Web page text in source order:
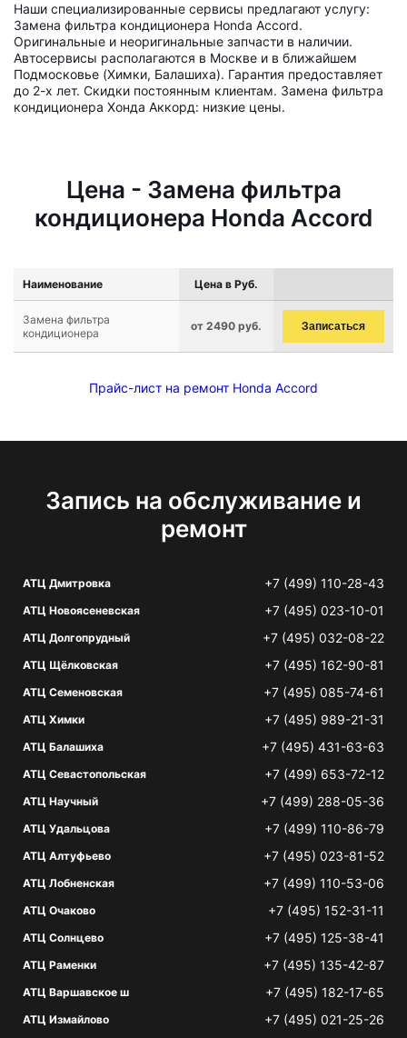
Наши специализированные сервисы предлагают услугу:
Замена фильтра кондиционера Honda Accord.
Оригинальные и неоригинальные запчасти в наличии.
Автосервисы располагаются в Москве и в ближайшем
Подмосковье (Химки, Балашиха). Гарантия предоставляет
до 2-х лет. Скидки постоянным клиентам. Замена фильтра
кондиционера Хонда Аккорд: низкие цены.
Цена - Замена фильтра
кондиционера Honda Accord
Наименование Цена в Руб.
Замена фильтра
кондиционера
от 2490 руб. Записаться
Прайс-лист на ремонт Honda Accord
Запись на обслуживание и
ремонт
АТЦ Дмитровка +7 (499) 110-28-43
АТЦ Новоясеневская +7 (495) 023-10-01
АТЦ Долгопрудный +7 (495) 032-08-22
АТЦ Щёлковская +7 (495) 162-90-81
АТЦ Семеновская +7 (495) 085-74-61
АТЦ Химки +7 (495) 989-21-31
АТЦ Балашиха +7 (495) 431-63-63
АТЦ Севастопольская +7 (499) 653-72-12
АТЦ Научный +7 (499) 288-05-36
АТЦ Удальцова +7 (499) 110-86-79
АТЦ Алтуфьево +7 (495) 023-81-52
АТЦ Лобненская +7 (499) 110-53-06
АТЦ Очаково +7 (495) 152-31-11
АТЦ Солнцево +7 (495) 125-38-41
АТЦ Раменки +7 (495) 135-42-87
АТЦ Варшавское ш +7 (495) 182-17-65
АТЦ Измайлово +7 (495) 021-25-26